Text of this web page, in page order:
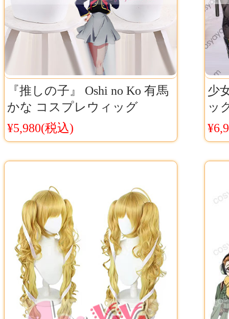
『推しの子』 Oshi no Ko 有馬
かな コスプレウィッグ
Cosyaya通販 送料無料
¥5,980(税込)
少
ッ
グ